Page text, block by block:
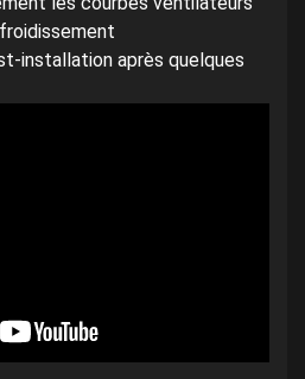
installation après quelques